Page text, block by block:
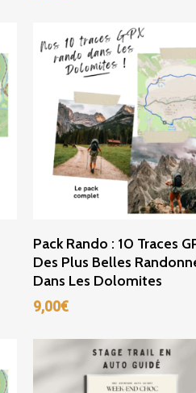
Ajouter Au Panier
Pack Rando : 10 Traces
Des Plus Belles
Dans Les Dolomites
9,00€